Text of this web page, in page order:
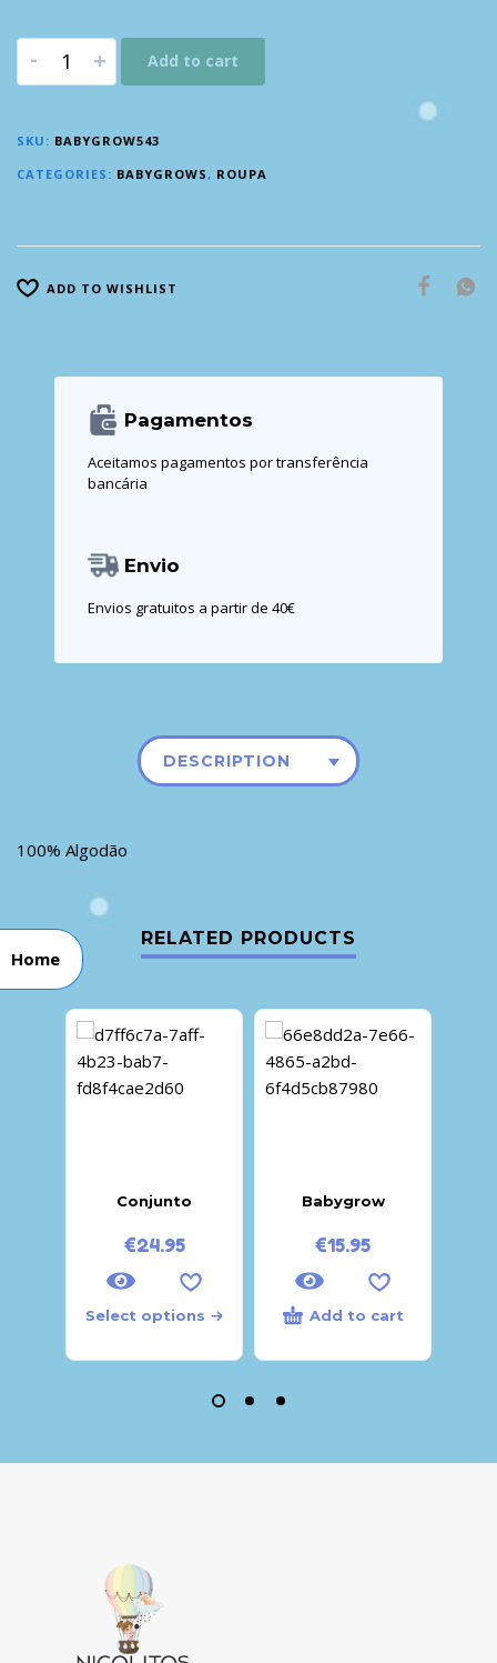
- + Add to cart
SKU: BABYGROW543
CATEGORIES: BABYGROWS, ROUPA
ADD TO WISHLIST
Pagamentos
Aceitamos pagamentos por transferência
bancária
Envio
Envios gratuitos a partir de 40€
DESCRIPTION
100% Algodão
RELATED PRODUCTS
Conjunto
€24.95
Select options
Babygrow
€15.95
Add to cart
Home